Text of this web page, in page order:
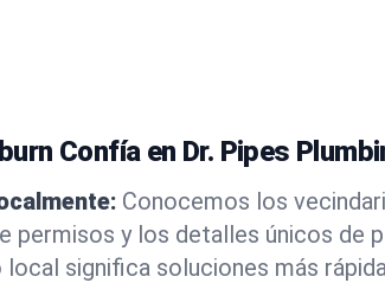
Confía en Dr. Pipes
Conocemos los
permisos y los detalles únicos de
significa soluciones más